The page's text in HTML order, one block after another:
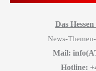
Das
News-
Mail:
Hotline: